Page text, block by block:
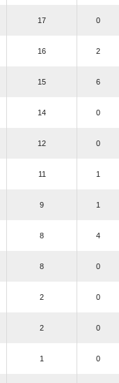
17 0
16 2
15 6
14 0
12 0
11 1
9 1
8 4
8 0
2 0
2 0
1 0